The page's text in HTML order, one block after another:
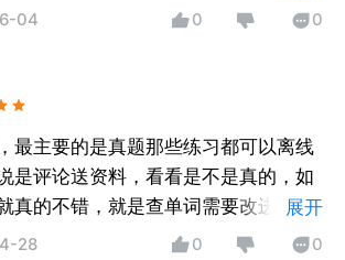
。非常棒！
04 0 0
最主要的是真题那些练习都可以离线
是评论送资料，看看是不是真的，如
真的不错，就是查单词需要改进，好
词性
展开
28 0 0